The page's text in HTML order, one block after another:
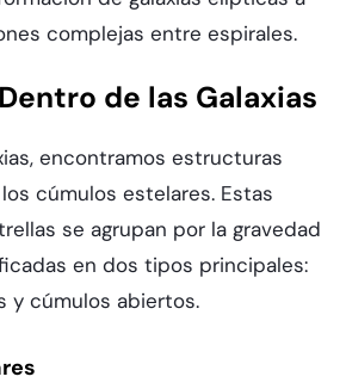
complejas entre espirales.
de las Galaxias
encontramos estructuras
cúmulos estelares. Estas
se agrupan por la gravedad
en dos tipos principales:
y cúmulos abiertos.